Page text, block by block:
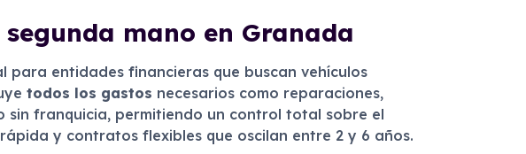
mano en Granada
entidades financieras que buscan vehículos
todos los gastos necesarios como reparaciones,
sin franquicia, permitiendo un control total sobre el
y contratos flexibles que oscilan entre 2 y 6 años.